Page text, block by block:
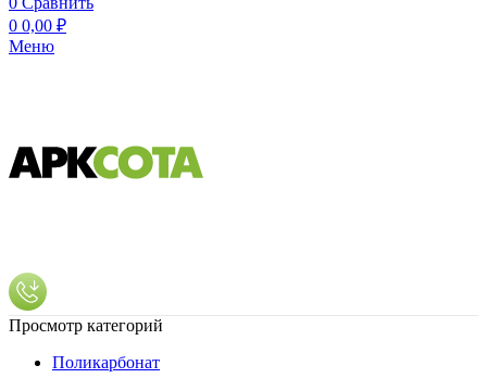
0 0,00 ₽
Меню
Просмотр категорий
Поликарбонат